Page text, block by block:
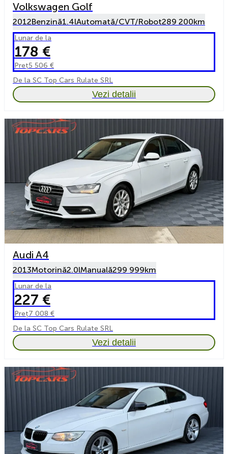
Volkswagen Golf
2012Benzină1.4lAutomată/CVT/Robot289 200km
Lunar de la
178 €
Preț5 506 €
De la SC Top Cars Rulate SRL
Vezi detalii
Audi A4
2013Motorină2.0lManuală299 999km
Lunar de la
227 €
Preț7 008 €
De la SC Top Cars Rulate SRL
Vezi detalii